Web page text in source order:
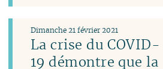
La crise du COVID-
19 démontre que la
Dimanche 21 février 2021